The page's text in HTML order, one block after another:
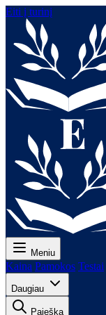
Eiti į turinį
Meniu
Kaina Pamokos Testai
Daugiau
Paieška